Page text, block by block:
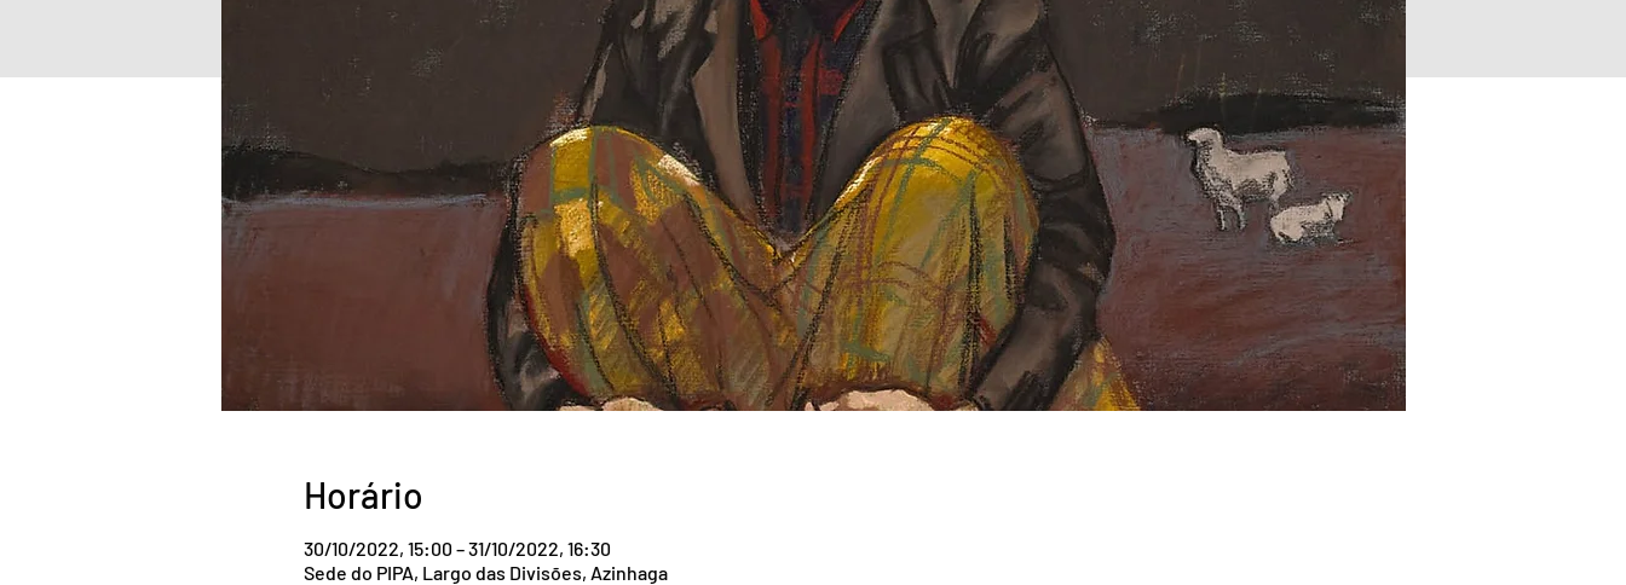
Horário
30/10/2022, 15:00 – 31/10/2022, 16:30
Sede do PIPA, Largo das Divisões, Azinhaga